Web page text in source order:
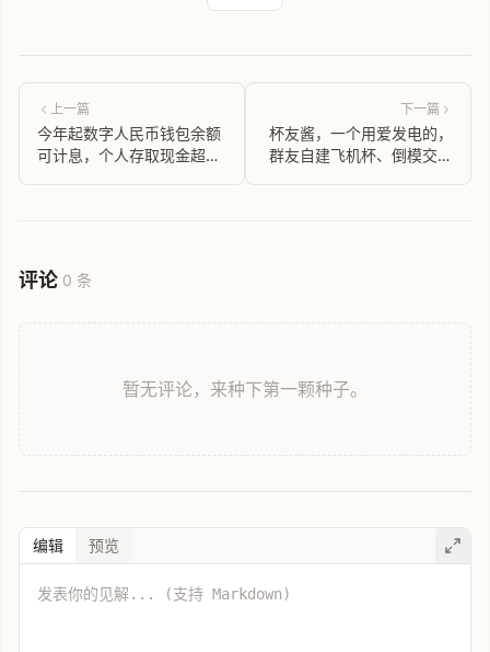
上一篇
今年起数字人民币钱包余额
可计息，个人存取现金超5
下一篇
杯友酱，一个用爱发电的，
群友自建飞机杯、倒模交流
评论 0 条
暂无评论，来种下第一颗种子。
编辑 预览